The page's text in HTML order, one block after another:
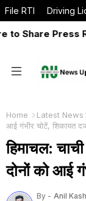
File RTI Driving
Press
Home Latest News
आई गंभीर चोटें, शिकायत
हिमाचल:
दोनों को आई
By - Anil